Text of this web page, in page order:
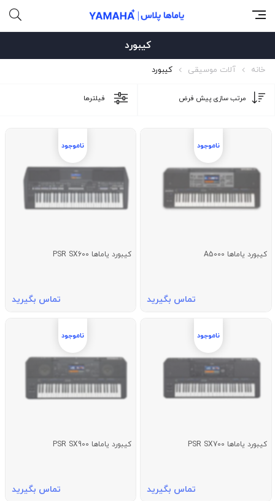
کیبورد
خانه آلات موسیقی کیبورد
فیلترها
کیبورد یاماها A5000
تماس بگیرید
کیبورد یاماها PSR SX600
تماس بگیرید
کیبورد یاماها PSR SX700
تماس بگیرید
کیبورد یاماها PSR SX900
تماس بگیرید